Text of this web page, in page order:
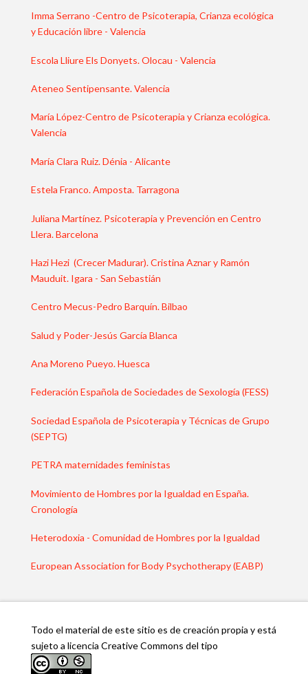
Imma Serrano -Centro de Psicoterapia, Crianza ecológica
y Educación libre - Valencia
Escola Lliure Els Donyets. Olocau - Valencia
Ateneo Sentipensante. Valencia
María López-Centro de Psicoterapia y Crianza ecológica.
Valencia
María Clara Ruiz. Dénia - Alicante
Estela Franco. Amposta. Tarragona
Juliana Martínez. Psicoterapia y Prevención en Centro
Llera. Barcelona
Hazi Hezi (Crecer Madurar). Cristina Aznar y Ramón
Mauduit. Igara - San Sebastián
Centro Mecus-Pedro Barquín. Bilbao
Salud y Poder-Jesús García Blanca
Ana Moreno Pueyo. Huesca
Federación Española de Sociedades de Sexología (FESS)
Sociedad Española de Psicoterapia y Técnicas de Grupo
(SEPTG)
PETRA maternidades feministas
Movimiento de Hombres por la Igualdad en España.
Cronología
Heterodoxia - Comunidad de Hombres por la Igualdad
European Association for Body Psychotherapy (EABP)
Todo el material de este sitio es de creación propia y está
sujeto a licencia Creative Commons del tipo